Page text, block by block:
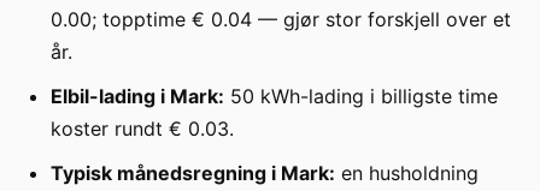
0.00; topptime € 0.04 — gjør stor forskjell over et
år.
Elbil-lading i Mark: 50 kWh-lading i billigste time
koster rundt € 0.03.
Typisk månedsregning i Mark: en husholdning